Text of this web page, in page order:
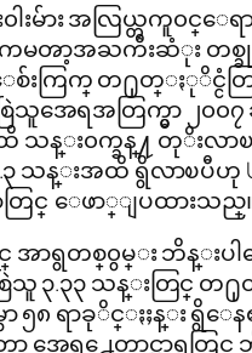
းမ်ား အလြယ္တကူ၀င္ေ
မၻာ့အႀကီးဆံုး တစ္
းကြက္ တ႐ုတ္ႏုိင္ငံတ
အေရအတြက္မွာ ၂၀၀၇
ထိ သန္း၀က္ခန္႔ တုိးလာၿ
သန္းအထိ ရွိလာၿပီဟု
တြင္ ေဖာ္ျပထားသည္
ြင္ အာရွတစ္၀ွမ္း ဘိန္း
ြဲသူ ၃.၃၃ သန္းတြင္
၅၈ ရာခုိင္ႏႈန္း ရွိေ
ာ့ အေရွ႕ေတာင္အာရွတြင္